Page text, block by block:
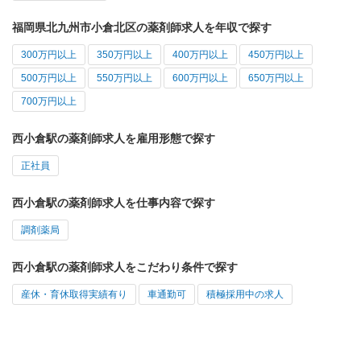
福岡県北九州市小倉北区の薬剤師求人を年収で探す
300万円以上 350万円以上 400万円以上 450万円以上
500万円以上 550万円以上 600万円以上 650万円以上
700万円以上
西小倉駅の薬剤師求人を雇用形態で探す
正社員
西小倉駅の薬剤師求人を仕事内容で探す
調剤薬局
西小倉駅の薬剤師求人をこだわり条件で探す
産休・育休取得実績有り 車通勤可 積極採用中の求人